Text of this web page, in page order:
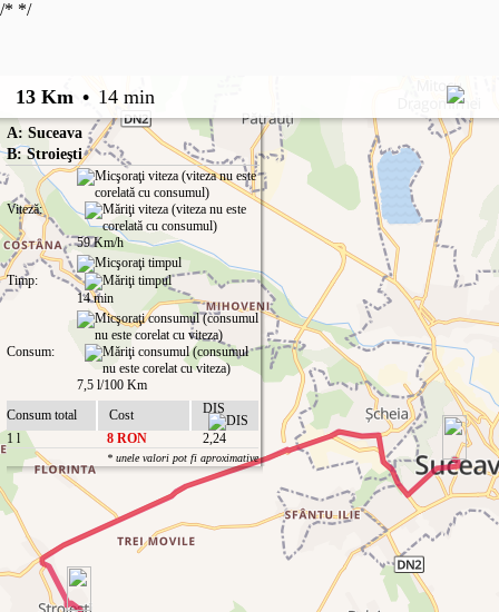
/* */
13 Km • 14 min
A: Suceava
B: Stroieşti
Viteză:
59 Km/h
Timp:
14 min
Consum:
7,5 l/100 Km
Consum total
Cost
DIS
1 l
8 RON 2,24
* unele valori pot fi aproximative